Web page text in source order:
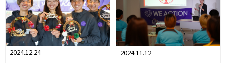
2024.12.24
2024.11.12